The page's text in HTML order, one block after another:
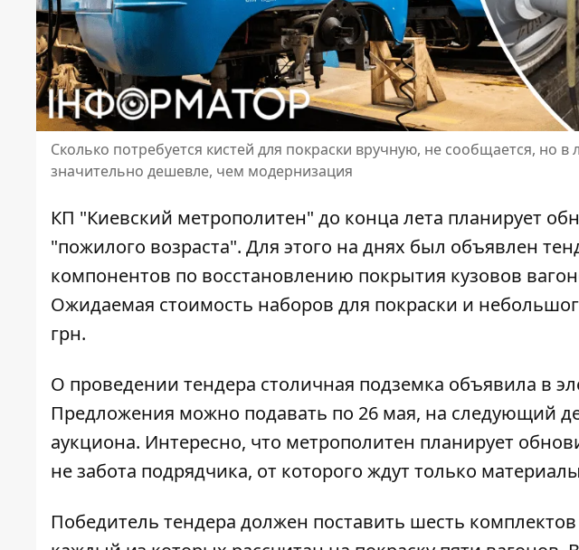
Сколько потребуется кистей для покраски вручную, не сообщается, но
значительно дешевле, чем модернизация
КП "Киевский метрополитен" до конца лета планирует
"пожилого возраста". Для этого на днях был объявлен
компонентов по восстановлению покрытия кузовов
Ожидаемая стоимость наборов для покраски и
грн.
О проведении тендера столичная подземка объявила в
Предложения можно подавать по 26 мая, на следующий
аукциона. Интересно, что метрополитен планирует
не забота подрядчика, от которого ждут только
Победитель тендера должен поставить шесть